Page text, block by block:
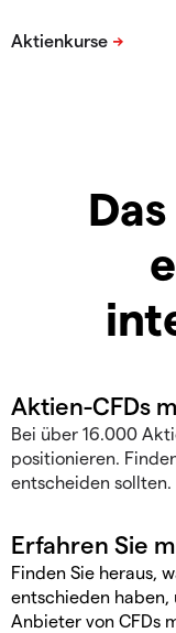
Bei über 16.000
positionieren.
entscheiden sollten.
Finden Sie heraus,
entschieden
Anbieter von CFDs